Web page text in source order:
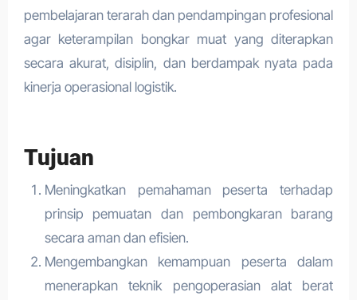
pembelajaran terarah dan pendampingan profesional
agar keterampilan bongkar muat yang diterapkan
secara akurat, disiplin, dan berdampak nyata pada
kinerja operasional logistik.
Tujuan
Meningkatkan pemahaman peserta terhadap
prinsip pemuatan dan pembongkaran barang
secara aman dan efisien.
Mengembangkan kemampuan peserta dalam
menerapkan teknik pengoperasian alat berat